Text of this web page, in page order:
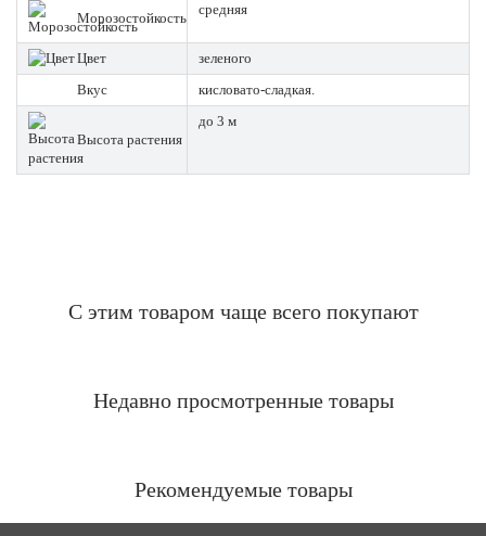
Морозостойкость
средняя
Цвет
зеленого
Вкус
кисловато-сладкая.
Высота растения
до 3 м
С этим товаром чаще всего покупают
Недавно просмотренные товары
Рекомендуемые товары